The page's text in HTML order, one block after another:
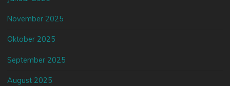
November 2025
Oktober 2025
September 2025
August 2025